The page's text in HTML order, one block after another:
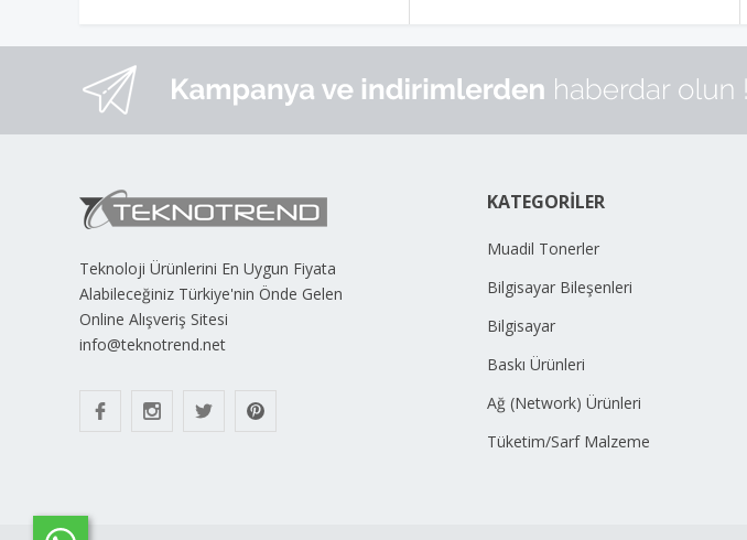
Teknoloji Ürünlerini En Uygun Fiyata
Alabileceğiniz Türkiye'nin Önde Gelen
Online Alışveriş Sitesi
info@teknotrend.net
KATEGORİLER
Muadil Tonerler
Bilgisayar Bileşenleri
Bilgisayar
Baskı Ürünleri
Ağ (Network) Ürünleri
Tüketim/Sarf Malzeme